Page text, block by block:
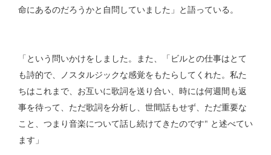
命にあるのだろうかと自問していました」と語っている。
「という問いかけをしました。また、「ビルとの仕事はとて
も詩的で、ノスタルジックな感覚をもたらしてくれた。私た
ちはこれまで、お互いに歌詞を送り合い、時には何週間も返
事を待って、ただ歌詞を分析し、世間話もせず、ただ重要な
こと、つまり音楽について話し続けてきたのです" と述べてい
ます」